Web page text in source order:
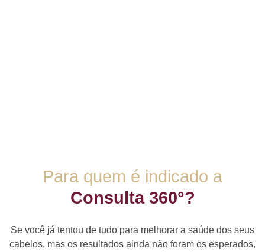
Para quem é indicado a
Consulta 360°?
Se você já tentou de tudo para melhorar a saúde dos seus
cabelos, mas os resultados ainda não foram os esperados,